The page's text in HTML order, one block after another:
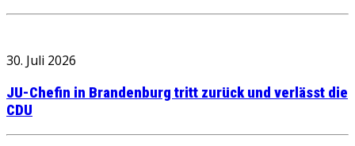
30. Juli 2026
JU-Chefin in Brandenburg tritt zurück und verlässt die
CDU